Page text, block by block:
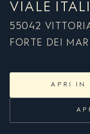
VIALE
55042
FORTE DEI
APRI IN